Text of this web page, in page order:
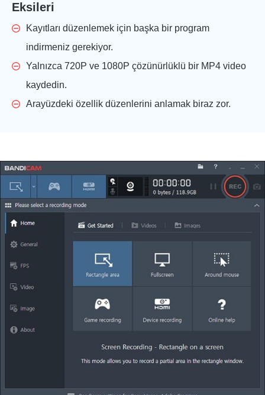
Eksileri
Kayıtları düzenlemek için başka bir program
indirmeniz gerekiyor.
Yalnızca 720P ve 1080P çözünürlüklü bir MP4 video
kaydedin.
Arayüzdeki özellik düzenlerini anlamak biraz zor.